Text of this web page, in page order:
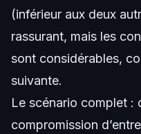
(inférieur aux deux
rassurant, mais les
sont considérables,
suivante.
Le scénario complet :
compromission